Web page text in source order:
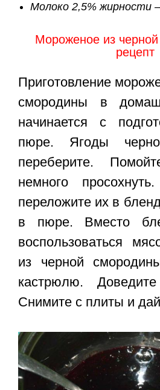
Молоко 2,5% жирности
Мороженое из
рецепт
Приготовление
смородины в
начинается с
пюре. Ягоды
переберите.
немного
переложите их в
в пюре. Вместо
воспользоваться
из черной
кастрюлю.
Снимите с плиты и